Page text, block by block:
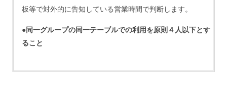
板等で対外的に告知している営業時間で判断します。
●同一グループの同一テーブルでの利用を原則４人以下とす
ること